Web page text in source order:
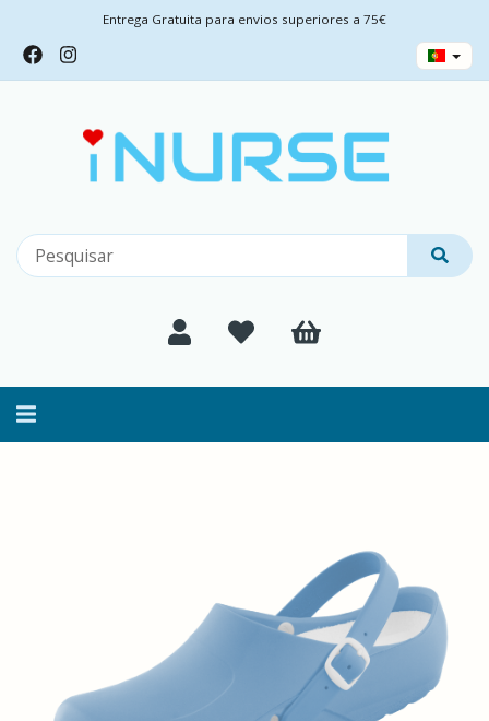
Entrega Gratuita para envios superiores a 75€
Alternar